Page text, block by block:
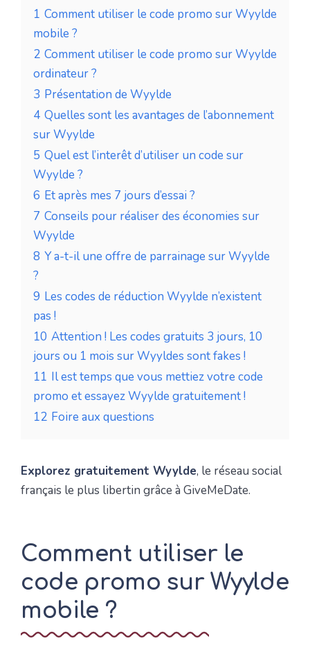
1 Comment utiliser le code promo sur Wyylde
mobile ?
2 Comment utiliser le code promo sur Wyylde
ordinateur ?
3 Présentation de Wyylde
4 Quelles sont les avantages de l’abonnement
sur Wyylde
5 Quel est l’interêt d’utiliser un code sur
Wyylde ?
6 Et après mes 7 jours d’essai ?
7 Conseils pour réaliser des économies sur
Wyylde
8 Y a-t-il une offre de parrainage sur Wyylde
?
9 Les codes de réduction Wyylde n’existent
pas !
10 Attention ! Les codes gratuits 3 jours, 10
jours ou 1 mois sur Wyyldes sont fakes !
11 Il est temps que vous mettiez votre code
promo et essayez Wyylde gratuitement !
12 Foire aux questions
Explorez gratuitement Wyylde, le réseau social
français le plus libertin grâce à GiveMeDate.
Comment utiliser le
code promo sur Wyylde
mobile ?